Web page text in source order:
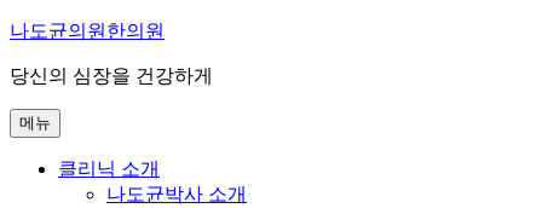
콘
츠
로
바
나도균의원한의원
당신의 심장을 건강하게
메뉴
클리닉 소개
나도균박사 소개